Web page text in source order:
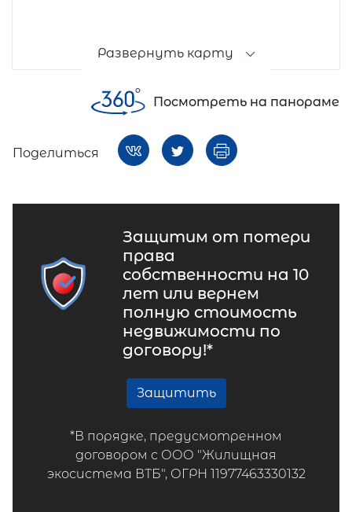
Развернуть карту
Посмотреть на панораме
Поделиться
Защитим от потери
права
собственности на 10
лет или вернем
полную стоимость
недвижимости по
договору!*
Защитить
*В порядке, предусмотренном
договором с ООО "Жилищная
экосистема ВТБ", ОГРН 11977463330132